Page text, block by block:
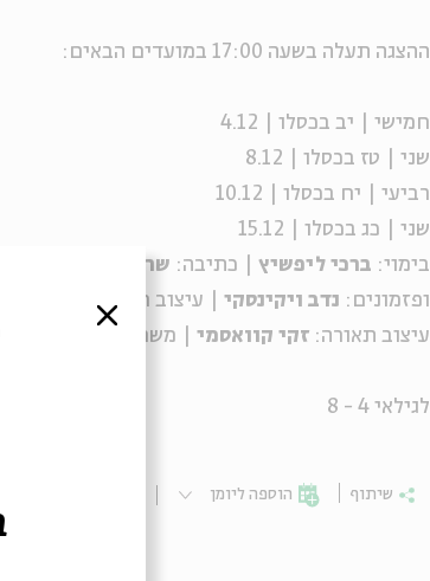
ההצגה תעלה בשעה 17:00 במועדים הבאים:
חמישי | יב בכסלו | 4.12
שני | טז בכסלו | 8.12
רביעי | יח בכסלו | 10.12
שני | כג בכסלו | 15.12
בימוי: ברכי ליפשיץ | כתיבה: שרית זוסמן
ופזמונים: נדב ויקינסקי | עיצוב חלל ותלבושות:
עיצוב תאורה: זקי קוואסמי | משחק:
לגילאי 4 - 8
שיתוף הוספה ליומן הרשמה לאירועים
סגור